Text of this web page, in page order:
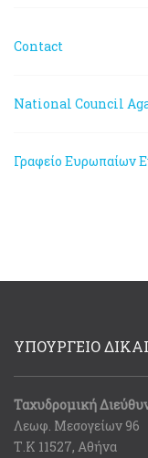
Contact
National Council
Γραφείο Ευρωπαίων
ΥΠΟΥΡΓΕΙΟ
Ταχυδρομική
Λεωφ. Μεσογείων 96
Τ.Κ 11527, Αθήνα